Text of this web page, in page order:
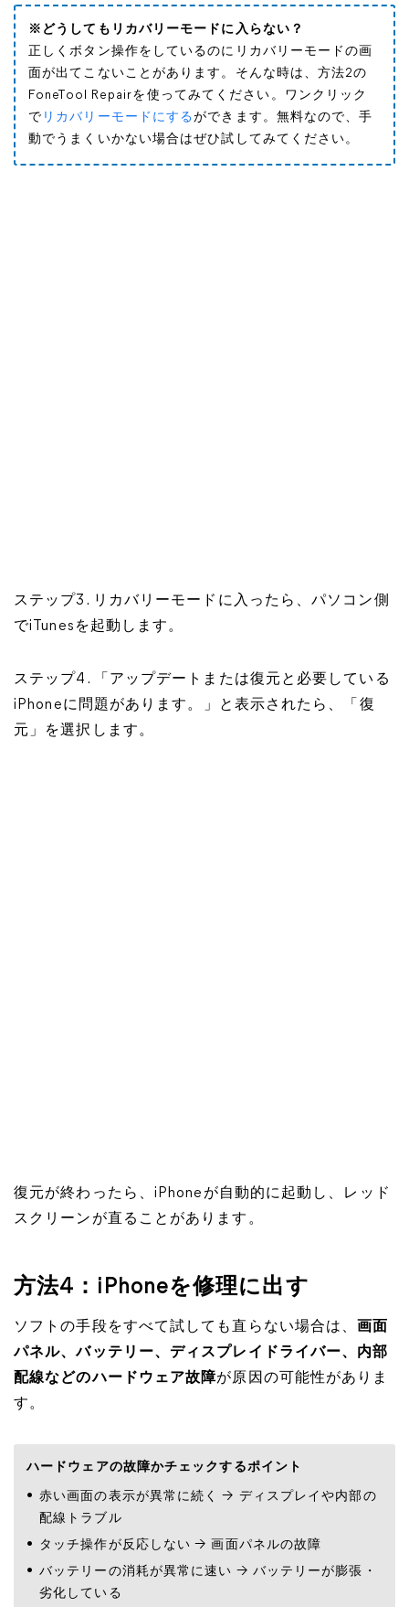
※どうしてもリカバリーモードに入らない？
正しくボタン操作をしているのにリカバリーモードの画
面が出てこないことがあります。そんな時は、方法2の
FoneTool Repairを使ってみてください。ワンクリック
で リカバリーモードにするができます。無料なので、手
動でうまくいかない場合はぜひ試してみてください。
ステップ3. リカバリーモードに入ったら、パソコン側
でiTunesを起動します。
ステップ4. 「アップデートまたは復元と必要している
iPhoneに問題があります。」と表示されたら、「復
元」を選択します。
復元が終わったら、iPhoneが自動的に起動し、レッド
スクリーンが直ることがあります。
方法4：iPhoneを修理に出す
ソフトの手段をすべて試しても直らない場合は、 画面
パネル、バッテリー、ディスプレイドライバー、内部
配線などのハードウェア故障が原因の可能性がありま
す。
ハードウェアの故障かチェックするポイント
赤い画面の表示が異常に続く → ディスプレイや内部の
配線トラブル
タッチ操作が反応しない → 画面パネルの故障
バッテリーの消耗が異常に速い → バッテリーが膨張・
劣化している